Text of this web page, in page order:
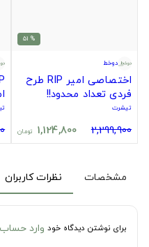
% 51
دوخط
اختصاصی امیر RIP طرح
فردی تعداد محدود!!
تیشرت
2,299,900
1,124,800 تومان
مشخصات نظرات کاربران
برای نوشتن دیدگاه خود وارد